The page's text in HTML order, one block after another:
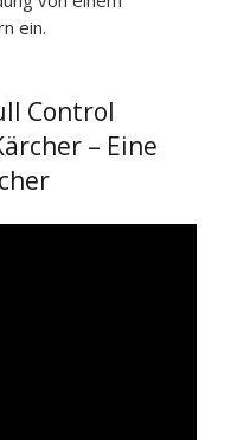
ein.
Control
– Eine